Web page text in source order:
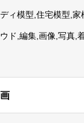
ィ模型,住宅模型,
ド,編集,画像,写真,